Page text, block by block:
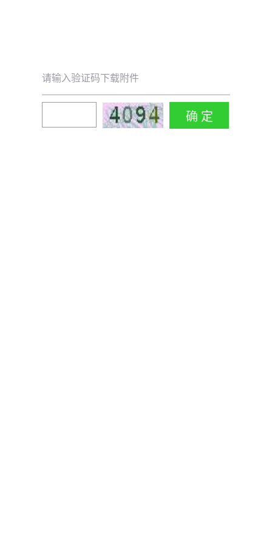
请输入验证码下载附件